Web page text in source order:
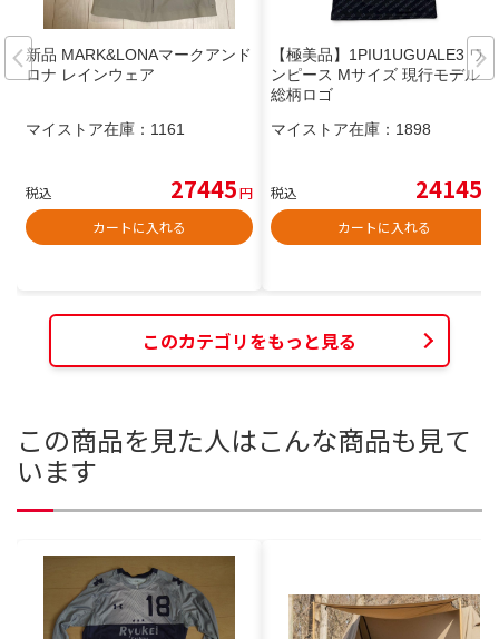
新品 MARK&LONAマークアンド
ロナ レインウェア
マイストア在庫： 1161
税込 27445円
カートに入れる
【極美品】1PIU1UGUALE3 ワ
ンピース Mサイズ 現行モデル
総柄ロゴ
マイストア在庫： 1898
税込 24145
カートに入れる
このカテゴリをもっと見る
この商品を見た人はこんな商品も見て
います